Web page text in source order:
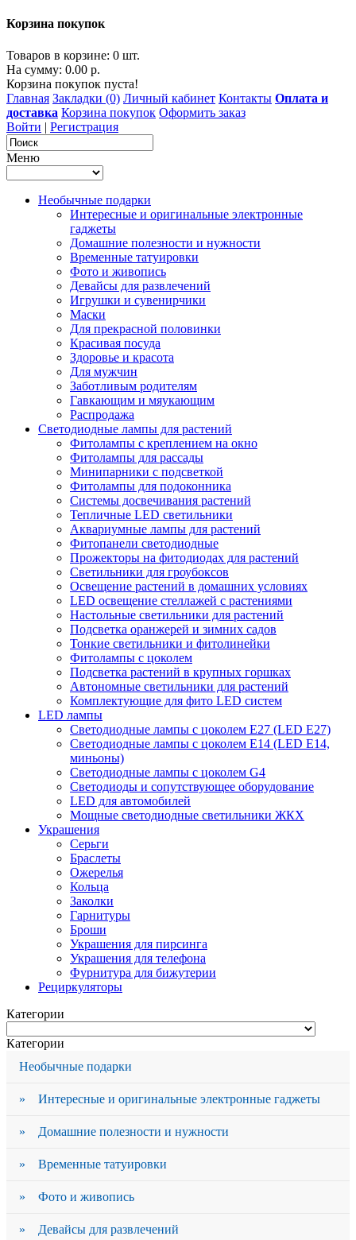
Корзина покупок
Товаров в корзине: 0 шт.
На сумму: 0.00 р.
Корзина покупок пуста!
Главная Закладки (0) Личный кабинет Контакты Оплата и
доставка Корзина покупок Оформить заказ
Войти | Регистрация
Меню
Необычные подарки
Интересные и оригинальные электронные
гаджеты
Домашние полезности и нужности
Временные татуировки
Фото и живопись
Девайсы для развлечений
Игрушки и сувенирчики
Маски
Для прекрасной половинки
Красивая посуда
Здоровье и красота
Для мужчин
Заботливым родителям
Гавкающим и мяукающим
Распродажа
Светодиодные лампы для растений
Фитолампы с креплением на окно
Фитолампы для рассады
Минипарники с подсветкой
Фитолампы для подоконника
Системы досвечивания растений
Тепличные LED светильники
Аквариумные лампы для растений
Фитопанели светодиодные
Прожекторы на фитодиодах для растений
Светильники для гроубоксов
Освещение растений в домашних условиях
LED освещение стеллажей с растениями
Настольные светильники для растений
Подсветка оранжерей и зимних садов
Тонкие светильники и фитолинейки
Фитолампы с цоколем
Подсветка растений в крупных горшках
Автономные светильники для растений
Комплектующие для фито LED систем
LED лампы
Светодиодные лампы с цоколем Е27 (LED E27)
Светодиодные лампы с цоколем Е14 (LED E14,
миньоны)
Светодиодные лампы с цоколем G4
Светодиоды и сопутствующее оборудование
LED для автомобилей
Мощные светодиодные светильники ЖКХ
Украшения
Серьги
Браслеты
Ожерелья
Кольца
Заколки
Гарнитуры
Броши
Украшения для пирсинга
Украшения для телефона
Фурнитура для бижутерии
Рециркуляторы
Категории
Категории
Необычные подарки
» Интересные и оригинальные электронные гаджеты
» Домашние полезности и нужности
» Временные татуировки
» Фото и живопись
» Девайсы для развлечений